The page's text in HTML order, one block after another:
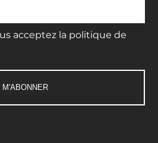
acceptez la politique de